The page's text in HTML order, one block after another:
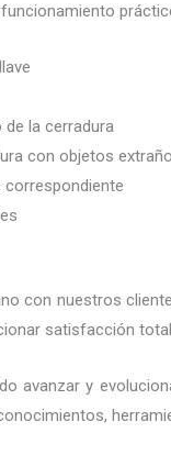
de la cerradura
con objetos
correspondiente
con nuestros
satisfacción
avanzar y